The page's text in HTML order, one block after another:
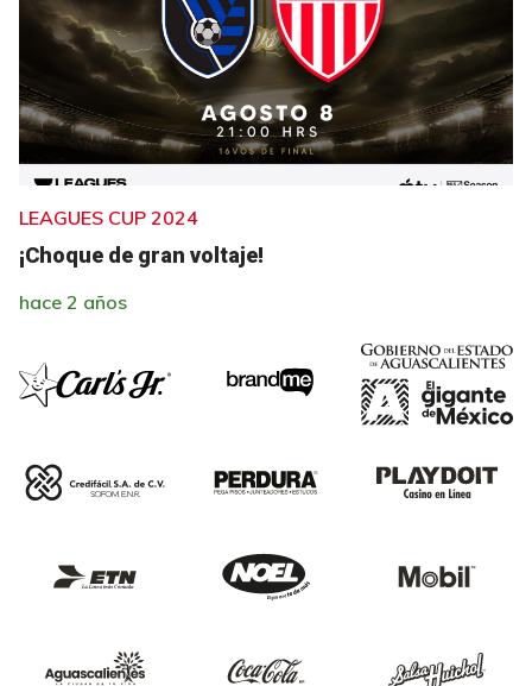
LEAGUES CUP 2024
¡Choque de gran voltaje!
hace 2 años